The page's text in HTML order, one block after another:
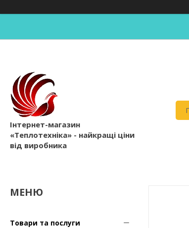
Інтернет-магазин
«Теплотехніка» - найкращі ціни
від виробника
Товари та послуги